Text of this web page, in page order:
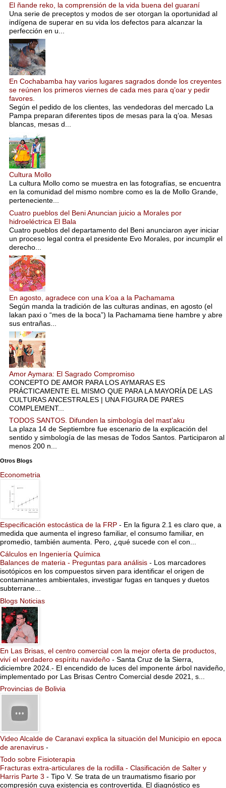
El ñande reko, la comprensión de la vida buena del guaraní
Una serie de preceptos y modos de ser otorgan la oportunidad al
indígena de superar en su vida los defectos para alcanzar la
perfección en u...
En Cochabamba hay varios lugares sagrados donde los creyentes
se reúnen los primeros viernes de cada mes para q’oar y pedir
favores.
Según el pedido de los clientes, las vendedoras del mercado La
Pampa preparan diferentes tipos de mesas para la q’oa. Mesas
blancas, mesas d...
Cultura Mollo
La cultura Mollo como se muestra en las fotografías, se encuentra
en la comunidad del mismo nombre como es la de Mollo Grande,
perteneciente...
Cuatro pueblos del Beni Anuncian juicio a Morales por
hidroeléctrica El Bala
Cuatro pueblos del departamento del Beni anunciaron ayer iniciar
un proceso legal contra el presidente Evo Morales, por incumplir el
derecho...
En agosto, agradece con una k’oa a la Pachamama
Según manda la tradición de las culturas andinas, en agosto (el
lakan paxi o “mes de la boca”) la Pachamama tiene hambre y abre
sus entrañas...
Amor Aymara: El Sagrado Compromiso
CONCEPTO DE AMOR PARA LOS AYMARAS ES
PRÁCTICAMENTE EL MISMO QUE PARA LA MAYORÍA DE LAS
CULTURAS ANCESTRALES | UNA FIGURA DE PARES
COMPLEMENT...
TODOS SANTOS. Difunden la simbología del mast’aku
La plaza 14 de Septiembre fue escenario de la explicación del
sentido y simbología de las mesas de Todos Santos. Participaron al
menos 200 n...
Otros Blogs
Econometria
Especificación estocástica de la FRP - En la figura 2.1 es claro que, a
medida que aumenta el ingreso familiar, el consumo familiar, en
promedio, también aumenta. Pero, ¿qué sucede con el con...
Cálculos en Ingeniería Química
Balances de materia - Preguntas para análisis - Los marcadores
isotópicos en los compuestos sirven para identificar el origen de
contaminantes ambientales, investigar fugas en tanques y duetos
subterrane...
Blogs Noticias
En Las Brisas, el centro comercial con la mejor oferta de productos,
viví el verdadero espíritu navideño - Santa Cruz de la Sierra,
diciembre 2024.- El encendido de luces del imponente árbol navideño,
implementado por Las Brisas Centro Comercial desde 2021, s...
Provincias de Bolivia
Video Alcalde de Caranavi explica la situación del Municipio en epoca
de arenavirus -
Todo sobre Fisioterapia
Fracturas extra-articulares de la rodilla - Clasificación de Salter y
Harris Parte 3 - Tipo V. Se trata de un traumatismo fisario por
compresión cuya existencia es controvertida. El diagnóstico es